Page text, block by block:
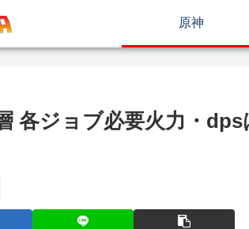
原神
各ジョブ必要火力・dps
攻略情報